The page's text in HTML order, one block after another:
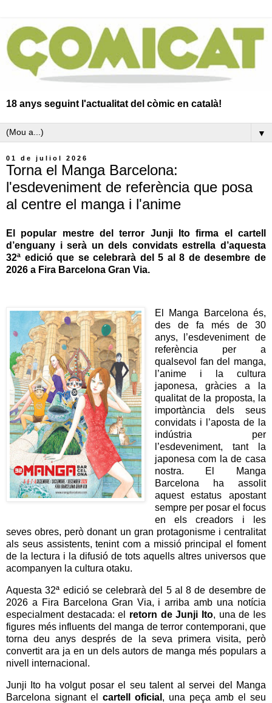
18 anys seguint l'actualitat del còmic en català!
▼
01 de juliol 2026
Torna el Manga Barcelona:
l'esdeveniment de referència que posa
al centre el manga i l'anime
El popular mestre del terror Junji Ito firma el cartell
d’enguany i serà un dels convidats estrella d’aquesta
32ª edició que se celebrarà del 5 al 8 de desembre de
2026 a Fira Barcelona Gran Via.
El Manga Barcelona és,
des de fa més de 30
anys, l’esdeveniment de
referència per a
qualsevol fan del manga,
l’anime i la cultura
japonesa, gràcies a la
qualitat de la proposta, la
importància dels seus
convidats i l’aposta de la
indústria per
l’esdeveniment, tant la
japonesa com la de casa
nostra. El Manga
Barcelona ha assolit
aquest estatus apostant
sempre per posar el focus
en els creadors i les
seves obres, però donant un gran protagonisme i centralitat
als seus assistents, tenint com a missió principal el foment
de la lectura i la difusió de tots aquells altres universos que
acompanyen la cultura otaku.
Aquesta 32ª edició se celebrarà del 5 al 8 de desembre de
2026 a Fira Barcelona Gran Via, i arriba amb una notícia
especialment destacada: el retorn de Junji Ito, una de les
figures més influents del manga de terror contemporani, que
torna deu anys després de la seva primera visita, però
convertit ara ja en un dels autors de manga més populars a
nivell internacional.
Junji Ito ha volgut posar el seu talent al servei del Manga
Barcelona signant el cartell oficial , una peça amb el seu